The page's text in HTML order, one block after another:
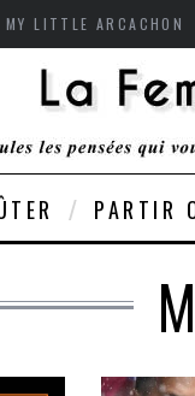
MY LITTLE ARCACHON
PARTIR